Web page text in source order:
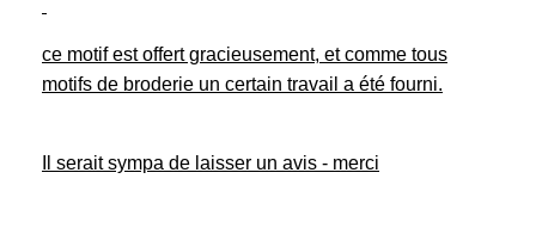
ce motif est offert gracieusement, et comme tous
motifs de broderie un certain travail a été fourni.
Il serait sympa de laisser un avis - merci